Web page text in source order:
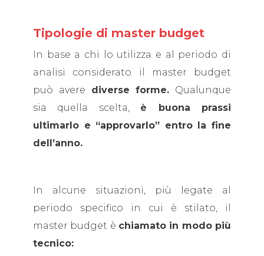
Tipologie di master budget
In base a chi lo utilizza e al periodo di
analisi considerato il master budget
può avere diverse forme. Qualunque
sia quella scelta, è buona prassi
ultimarlo e “approvarlo” entro la fine
dell’anno.
In alcune situazioni, più legate al
periodo specifico in cui è stilato, il
master budget è chiamato in modo più
tecnico: